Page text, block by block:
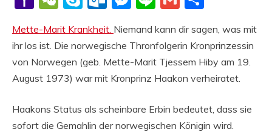
Mette-Marit Krankheit. Niemand kann dir sagen, was mit
ihr los ist. Die norwegische Thronfolgerin Kronprinzessin
von Norwegen (geb. Mette-Marit Tjessem Hiby am 19.
August 1973) war mit Kronprinz Haakon verheiratet.
Haakons Status als scheinbare Erbin bedeutet, dass sie
sofort die Gemahlin der norwegischen Königin wird.